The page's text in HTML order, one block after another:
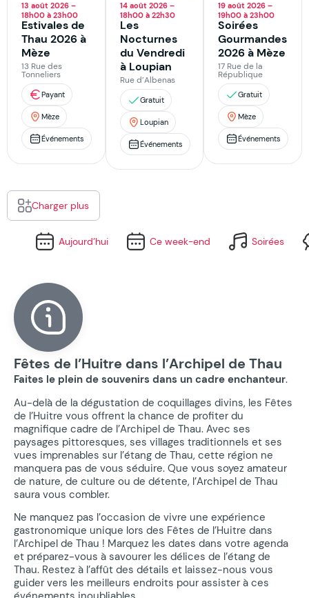
13 août 2026 –
18h00 à 23h00
Estivales de
Thau 2026 à
Mèze
13 Rue des
Tonneliers
Payant
Mèze
Événements
14 août 2026 –
18h00 à 22h30
Les
Nocturnes
du Vendredi
à Loupian
Rue d’Albenas
Gratuit
Loupian
Événements
19 août 2026 –
19h00 à 23h00
Soirées
Gourmandes
2026 à Mèze
17 Rue de la
République
Gratuit
Mèze
Événements
Charger plus
Aujourd’hui Ce week-end Soirées
Fêtes de l’Huitre dans l’Archipel de Thau
Faites le plein de souvenirs dans un cadre enchanteur.
Au-delà de la dégustation de coquillages divins, les Fêtes
de l’Huitre vous offrent la chance de profiter du
magnifique cadre de l’Archipel de Thau. Avec ses
paysages pittoresques, ses villages traditionnels et ses
vues imprenables sur l’étang de Thau, cette région ne
manquera pas de vous séduire. Que vous soyez amateur
de nature, de culture ou de détente, l’Archipel de Thau
saura vous combler.
Ne manquez pas l’occasion de vivre une expérience
gastronomique unique lors des Fêtes de l’Huitre dans
l’Archipel de Thau ! Marquez les dates dans votre agenda
et préparez-vous à savourer les délices de l’étang de
Thau. Restez à l’affût des détails et laissez-nous vous
guider vers les meilleurs endroits pour assister à ces